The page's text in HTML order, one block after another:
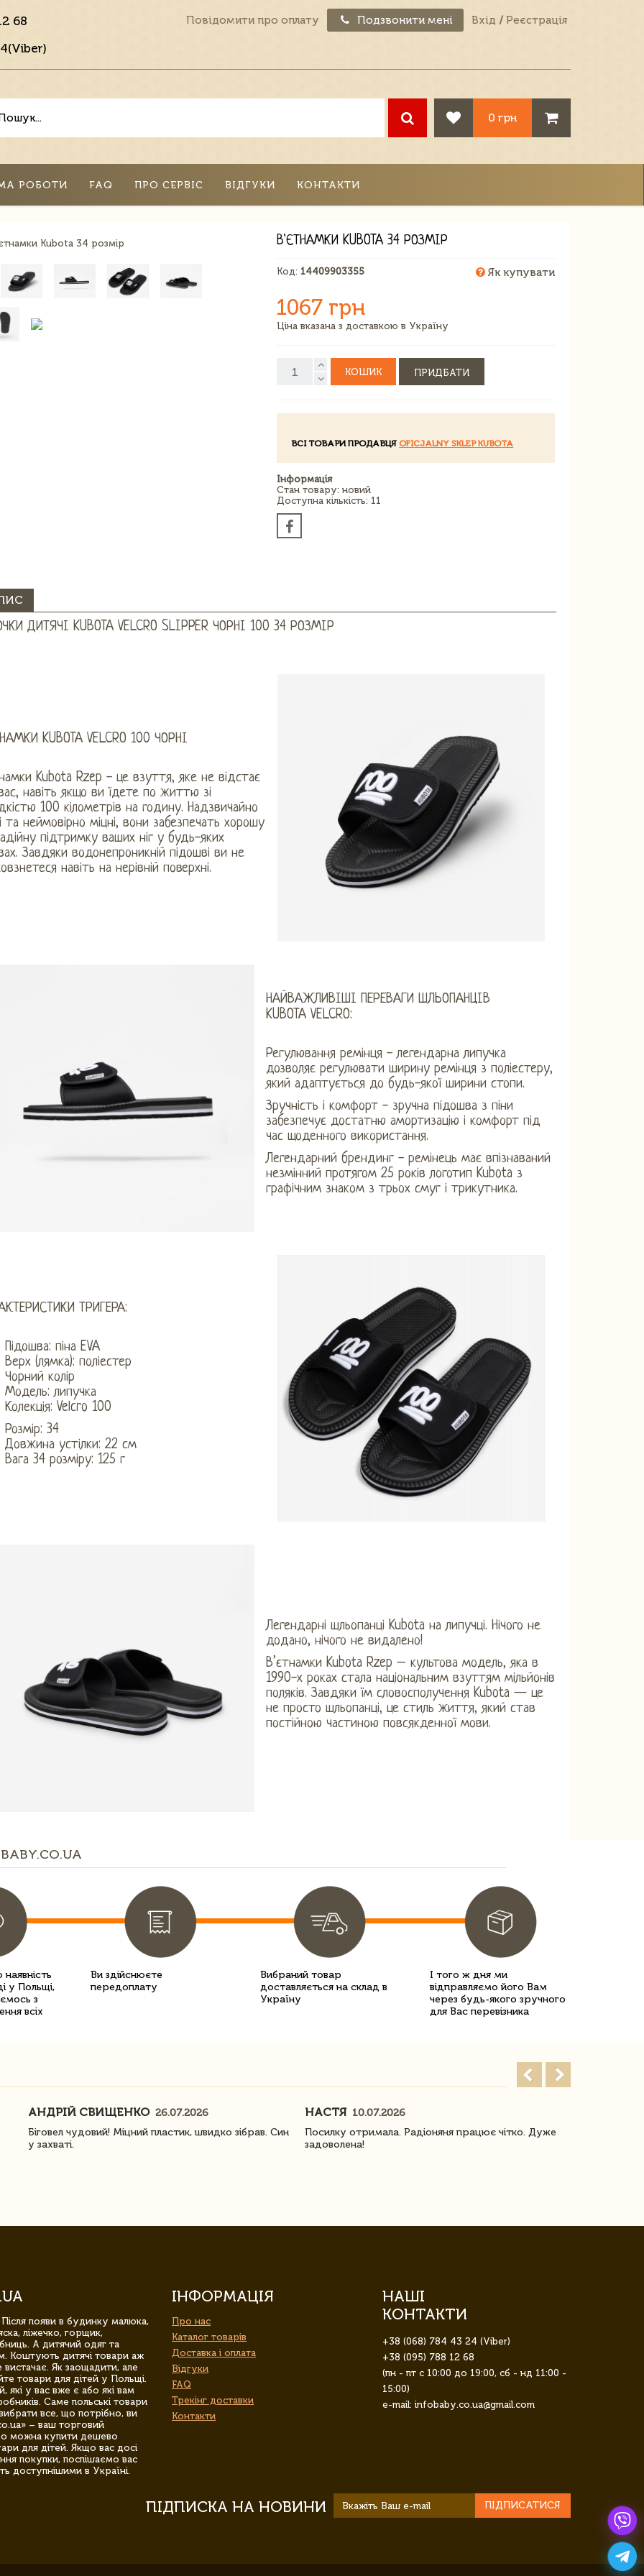
68
Повідомити про оплату Подзвонити мені Вхід / Реєстрація
0 грн
РОБОТИ FAQ ПРО СЕРВІС ВІДГУКИ КОНТАКТИ
В'ЄТНАМКИ KUBOTA 34 РОЗМІР
Код: 14409903355 Як купувати
1067 грн
Ціна вказана з доставкою в Україну
КОШИК ПРИДБАТИ
ВСІ ТОВАРИ ПРОДАВЦЯOFICJALNY SKLEP KUBOTA
Інформація
Стан товару: новий
Доступна кількість: 11
ДИТЯЧІ KUBOTA VELCRO SLIPPER ЧОРНІ 100 34 РОЗМІР
KUBOTA VELCRO 100 ЧОРНІ
Kubota Rzep - це взуття, яке не відстає
навіть якщо ви їдете по життю зі
100 кілометрів на годину. Надзвичайно
та неймовірно міцні, вони забезпечать хорошу
підтримку ваших ніг у будь-яких
Завдяки водонепроникній підошві ви не
навіть на нерівній поверхні.
НАЙВАЖЛИВІШІ ПЕРЕВАГИ ШЛЬОПАНЦІВ
KUBOTA VELCRO:
Регулювання ремінця - легендарна липучка
дозволяє регулювати ширину ремінця з поліестеру,
який адаптується до будь-якої ширини стопи.
Зручність і комфорт - зручна підошва з піни
забезпечує достатню амортизацію і комфорт під
час щоденного використання.
Легендарний брендинг - ремінець має впізнаваний
незмінний протягом 25 років логотип Kubota з
графічним знаком з трьох смуг і трикутника.
ТРИГЕРА:
Підошва: піна EVA
Верх (лямка): поліестер
Чорний колір
Модель: липучка
Колекція: Velcro 100
Розмір: 34
Довжина устілки: 22 см
Вага 34 розміру: 125 г
Легендарні шльопанці Kubota на липучці. Нічого не
додано, нічого не видалено!
В’єтнамки Kubota Rzep – культова модель, яка в
1990-х роках стала національним взуттям мільйонів
поляків. Завдяки їм словосполучення Kubota — це
не просто шльопанці, це стиль життя, який став
постійною частиною повсякденної мови.
у Польщі,
з
всіх
Ви здійснюєте
передоплату
Вибраний товар
доставляється на склад в
Україну
І того ж дня ми
відправляємо його Вам
через будь-якого зручного
для Вас перевізника
АНДРІЙ СВИЩЕНКО 26.07.2026
Біговел чудовий! Міцний пластик, швидко зібрав. Син
у захваті.
НАСТЯ 10.07.2026
Посилку отримала. Радіоняня працює чітко. Дуже
задоволена!
появи в будинку малюка,
ліжечко, горщик,
А дитячий одяг та
Коштують дитячі товари аж
Як заощадити, але
товари для дітей у Польщі.
у вас вже є або які вам
Саме польські товари
все, що потрібно, ви
– ваш торговий
можна купити дешево
для дітей. Якщо вас досі
покупки, поспішаємо вас
доступнішими в Україні.
ІНФОРМАЦІЯ
Про нас
Каталог товарів
Доставка і оплата
Відгуки
FAQ
Трекінг доставки
Контакти
НАШІ
КОНТАКТИ
+38 (068) 784 43 24 (Viber)
+38 (095) 788 12 68
(пн - пт с 10:00 до 19:00, сб - нд 11:00 -
15:00)
e-mail: infobaby.co.ua@gmail.com
ПІДПИСКА НА НОВИНИ ПІДПИСАТИСЯ